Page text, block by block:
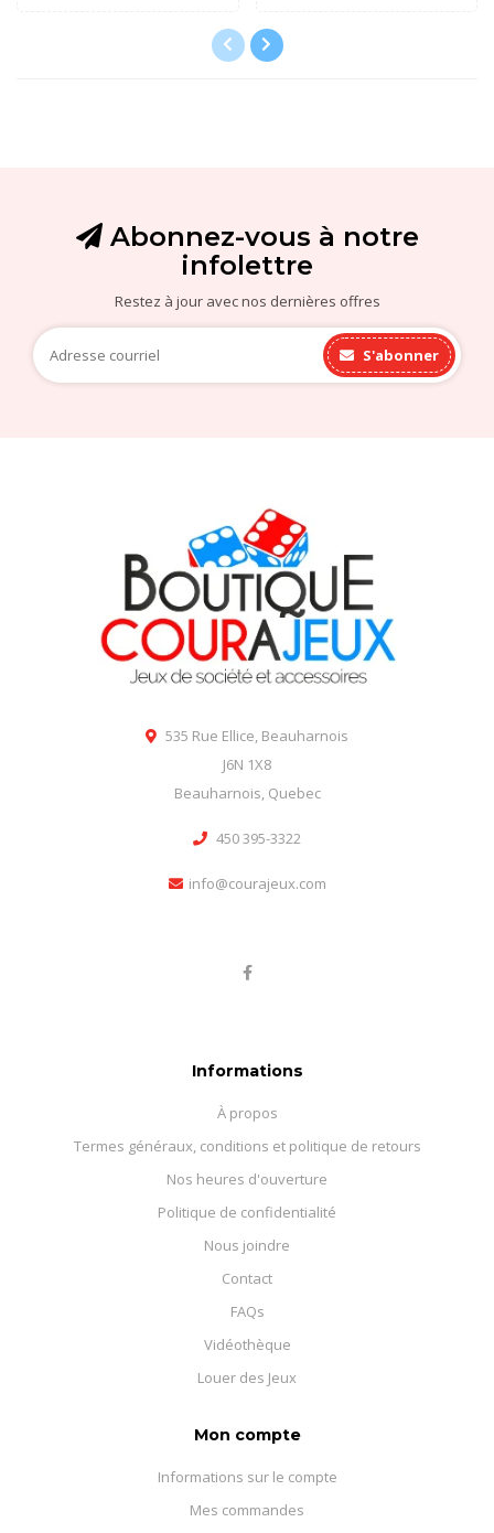
Abonnez-vous à notre
infolettre
Restez à jour avec nos dernières offres
S'abonner
535 Rue Ellice, Beauharnois
J6N 1X8
Beauharnois, Quebec
450 395-3322
info@courajeux.com
Informations
À propos
Termes généraux, conditions et politique de retours
Nos heures d'ouverture
Politique de confidentialité
Nous joindre
Contact
FAQs
Vidéothèque
Louer des Jeux
Mon compte
Informations sur le compte
Mes commandes